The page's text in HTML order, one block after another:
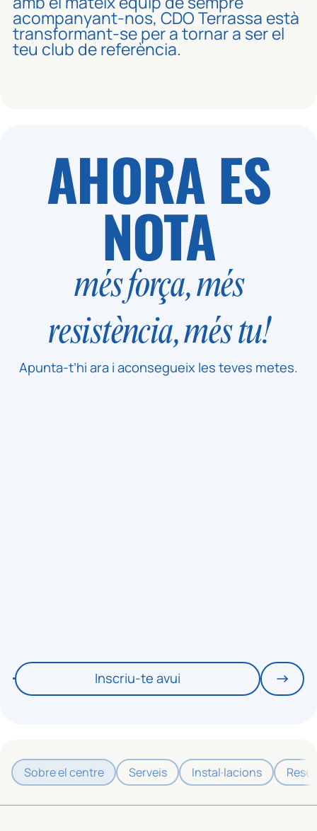
acompanyant-nos, CDO Terrassa està
transformant-se per a tornar a ser el
teu club de referència.
AHORA ES
NOTA
més força, més
resistència, més tu!
Apunta-t’hi ara i aconsegueix les teves metes.
Inscriu-te avui
Sobre el centre Serveis Instal·lacions